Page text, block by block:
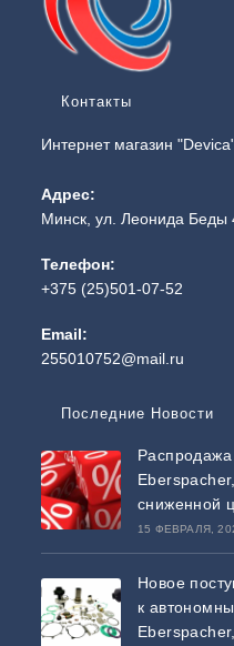
Контакты
Интернет магазин
Адрес:
Минск, ул. Леонида Беды
Телефон:
+375 (25)501-07-52
Email:
255010752@mail.ru
Последние Новости
Распродажа
сниженной
15 ФЕВРАЛЯ,
Новое
к